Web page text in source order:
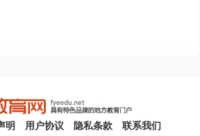
明 用户协议 隐私条款 联系我们